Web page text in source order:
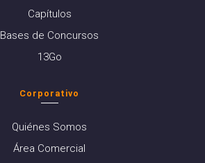
Capítulos
Bases de Concursos
13Go
Corporativo
Quiénes Somos
Área Comercial